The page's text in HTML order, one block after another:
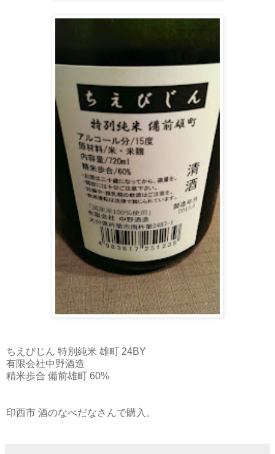
ちえびじん 特別純米 雄町 24BY
有限会社中野酒造
精米歩合 備前雄町 60%
印西市 酒のなべだなさんで購入。